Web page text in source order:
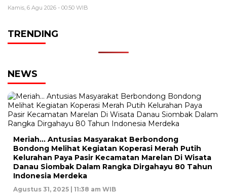
Kamis, 6 Agu 2026 - 00:50 WIB
TRENDING
NEWS
Meriah… Antusias Masyarakat Berbondong
Bondong Melihat Kegiatan Koperasi Merah Putih
Kelurahan Paya Pasir Kecamatan Marelan Di Wisata
Danau Siombak Dalam Rangka Dirgahayu 80 Tahun
Indonesia Merdeka
Agustus 31, 2025 | 11:38 am WIB